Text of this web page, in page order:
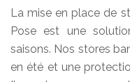
La mise en place de
Pose est une
saisons. Nos stores
en été et une